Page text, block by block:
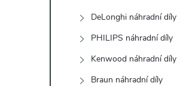
DeLonghi náhradní díly
PHILIPS náhradní díly
Kenwood náhradní díly
Braun náhradní díly